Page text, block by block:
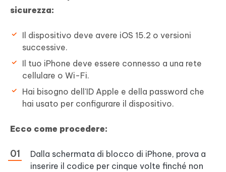
sicurezza:
Il dispositivo deve avere iOS 15.2 o versioni
successive.
Il tuo iPhone deve essere connesso a una rete
cellulare o Wi-Fi.
Hai bisogno dell'ID Apple e della password che
hai usato per configurare il dispositivo.
Ecco come procedere:
Dalla schermata di blocco di iPhone, prova a
inserire il codice per cinque volte finché non